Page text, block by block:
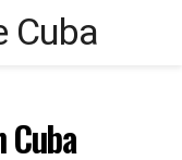
Cuba